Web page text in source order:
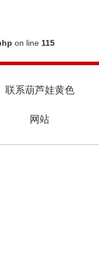
on line 115
联系葫芦娃黄色
网站